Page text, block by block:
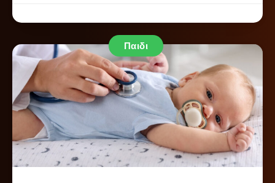
Παιδι